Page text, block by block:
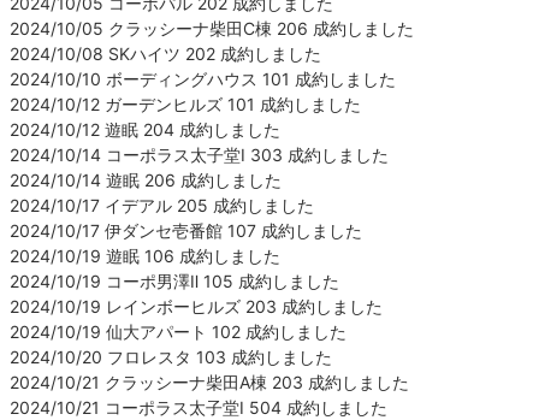
2024/10/05 クラッシーナ柴田C棟 206 成約しました
2024/10/08 SKハイツ 202 成約しました
2024/10/10 ボーディングハウス 101 成約しました
2024/10/12 ガーデンヒルズ 101 成約しました
2024/10/12 遊眠 204 成約しました
2024/10/14 コーポラス太子堂Ⅰ 303 成約しました
2024/10/14 遊眠 206 成約しました
2024/10/17 イデアル 205 成約しました
2024/10/17 伊ダンセ壱番館 107 成約しました
2024/10/19 遊眠 106 成約しました
2024/10/19 コーポ男澤Ⅱ 105 成約しました
2024/10/19 レインボーヒルズ 203 成約しました
2024/10/19 仙大アパート 102 成約しました
2024/10/20 フロレスタ 103 成約しました
2024/10/21 クラッシーナ柴田A棟 203 成約しました
2024/10/21 コーポラス太子堂Ⅰ 504 成約しました